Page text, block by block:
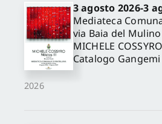
2026
3 agosto 2026-3
Mediateca
via Baia del
MICHELE
Catalogo